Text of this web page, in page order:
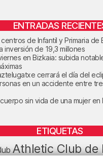
ENTRADAS
de Infantil y Primaria de
inversión de 19,3 millones
en Bizkaia: subida
cerrará el día del
en un accidente entre
sin vida de una mujer en
ETIQUETAS
Athletic Club de